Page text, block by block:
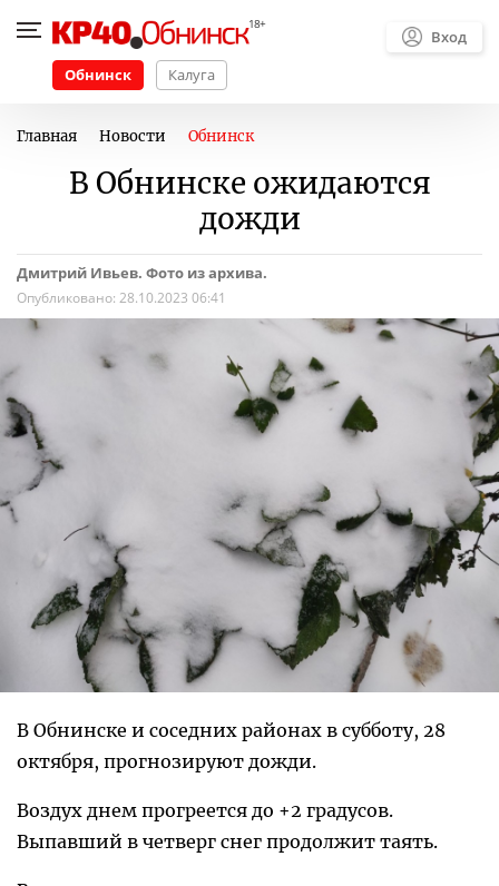
Обнинск Калуга
Вход
Главная Новости Обнинск
В Обнинске ожидаются
дожди
Дмитрий Ивьев. Фото из архива.
Опубликовано: 28.10.2023 06:41
В Обнинске и соседних районах в субботу, 28
октября, прогнозируют дожди.
Воздух днем прогреется до +2 градусов.
Выпавший в четверг снег продолжит таять.